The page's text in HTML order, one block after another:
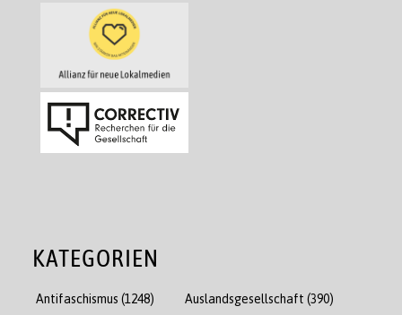
KATEGORIEN
Antifaschismus (1248) Auslandsgesellschaft (390)